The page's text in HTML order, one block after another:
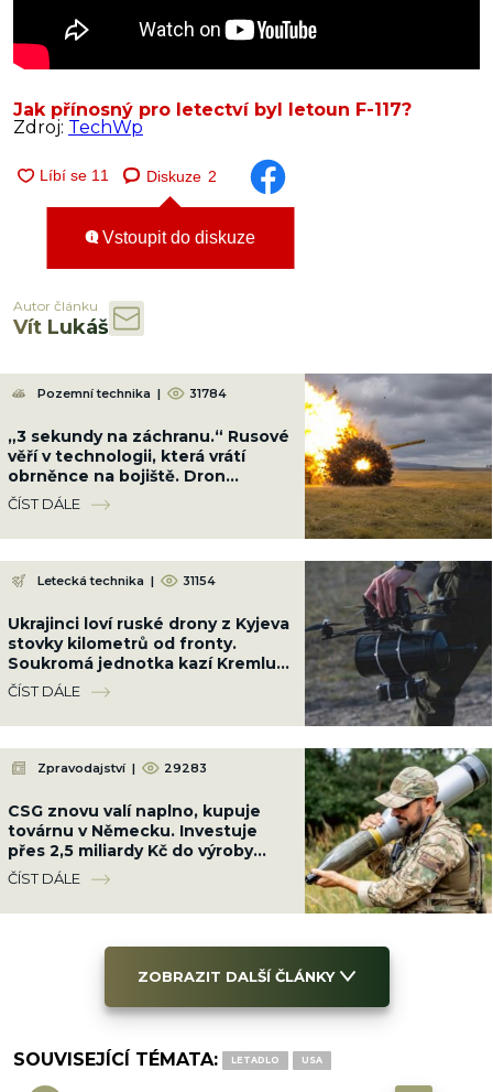
Jak přínosný pro letectví byl letoun F-117?
Zdroj: TechWp
Diskuze 2
Vstoupit do diskuze
Autor článku
Vít Lukáš
Pozemní technika | 31784
„3 sekundy na záchranu.“ Rusové
věří v technologii, která vrátí
obrněnce na bojiště. Dron
sestřelí dříve, než ho vojáci uvidí
ČÍST DÁLE
Letecká technika | 31154
Ukrajinci loví ruské drony z Kyjeva
stovky kilometrů od fronty.
Soukromá jednotka kazí Kremlu
plány a vycvičila 1 000 pilotů
ČÍST DÁLE
Zpravodajství | 29283
CSG znovu valí naplno, kupuje
továrnu v Německu. Investuje
přes 2,5 miliardy Kč do výroby
nitroglycerinu a munice
ČÍST DÁLE
ZOBRAZIT DALŠÍ ČLÁNKY
SOUVISEJÍCÍ TÉMATA: LETADLO USA